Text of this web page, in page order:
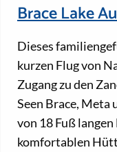
Brace Lake
Dieses
kurzen Flug von
Zugang zu den
Seen Brace, Meta
von 18 Fuß
komfortablen